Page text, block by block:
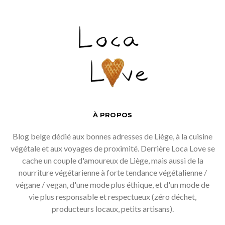
À PROPOS
Blog belge dédié aux bonnes adresses de Liège, à la cuisine
végétale et aux voyages de proximité. Derrière Loca Love se
cache un couple d'amoureux de Liège, mais aussi de la
nourriture végétarienne à forte tendance végétalienne /
végane / vegan, d'une mode plus éthique, et d'un mode de
vie plus responsable et respectueux (zéro déchet,
producteurs locaux, petits artisans).